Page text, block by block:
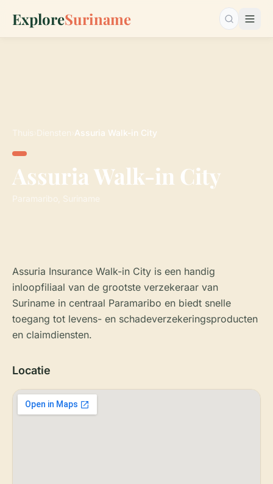
ExploreSuriname Zoeken…
Thuis Diensten Assuria Walk-in City
Assuria Walk-in City
Paramaribo, Suriname
Assuria Insurance Walk-in City is een handig
inloopfiliaal van de grootste verzekeraar van
Suriname in centraal Paramaribo en biedt snelle
toegang tot levens- en schadeverzekeringsproducten
en claimdiensten.
Locatie